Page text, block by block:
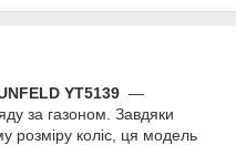
YT5139 —
за газоном. Завдяки
розміру коліс, ця модель